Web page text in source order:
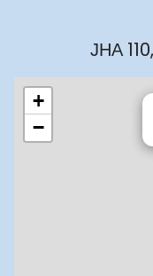
ЈНА
+
−